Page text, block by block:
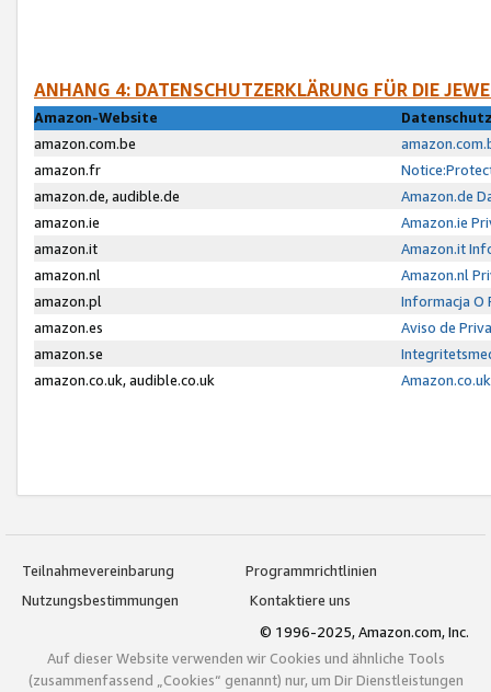
ANHANG 4: DATENSCHUTZERKLÄRUNG FÜR DIE
Amazon-Website
amazon.com.be
amazon.fr
amazon.de, audible.de
Amazon.de
amazon.ie
Amazon.ie
amazon.it
Amazon.it
amazon.nl
Amazon.nl
amazon.pl
Informacja O
amazon.es
Aviso de
amazon.se
amazon.co.uk, audible.co.uk
Teilnahmevereinbarung
Programmrichtlinien
Nutzungsbestimmungen
Kontaktiere uns
© 1996-2025, Amazon.com, Inc.
Auf dieser Website verwenden wir Cookies und ähnliche Tools
(zusammenfassend „Cookies“ genannt) nur, um Dir Dienstleistungen